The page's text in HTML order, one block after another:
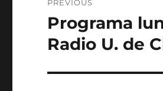
navigation
PREVIOUS
Previous
post:
Programa
Radio U. de